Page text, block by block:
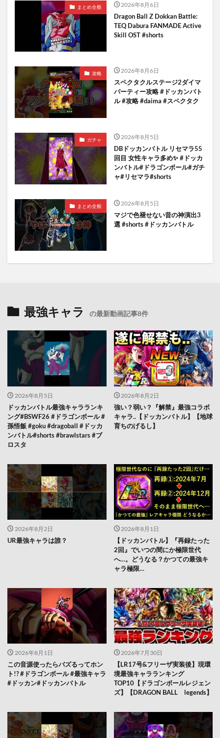
まとめ全般 2026年8月6日
Dragon Ball Z Dokkan Battle:
TEQ Dabura FANMADE Active
Skill OST #shorts
攻略 2026年8月6日
スペクタクルステージ2ダイマ
パーティー攻略 #ドッカンバト
ル #攻略 #daima #スペクタク
ガチャ 2026年8月5日
DBドッカンバトル リセマラ55
回目 女性キャラ多め✨️ #ドッカ
ンバトル#ドラゴンボール#ガチ
ャ#リセマラ#shorts
まとめ全般 2026年8月5日
マジで色褪せない昔の神演出3
選 #shorts #ドッカンバトル
最強キャラ の最新動画記事8件
2026年8月5日
ドッカンバトル最強キャラランキ
ング#BSWF26 #ドラゴンボール #
孫悟飯 #goku #dragoball #ドッカ
ンバトル#shorts #brawlstars #ブ
ロスタ
2026年8月2日
強い？弱い？『解禁』最強コラボ
キャラ..【ドッカンバトル】【地球
育ちのげるし】
2026年8月2日
UR最強キャラは誰？
2026年8月1日
【ドッカンバトル】『再録たった
2回』でいつの間にか極限世代
へ…。どうなる？かつての最強キ
ャラ極限…
2026年8月1日
この音源使ったらバズるってホン
ト!? #ドラゴンボール #最強キャラ
#ドッカン#ドッカンバトル
2026年7月30日
【LR17号&フリーザ実装後】現環
境最強キャラランキング
TOP10【ドラゴンボールレジェン
ズ】【DRAGON BALL legends】